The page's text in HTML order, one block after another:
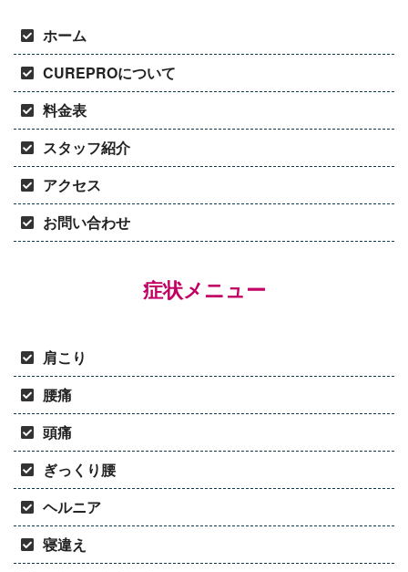
ホーム
CUREPROについて
料金表
スタッフ紹介
アクセス
お問い合わせ
症状メニュー
肩こり
腰痛
頭痛
ぎっくり腰
ヘルニア
寝違え